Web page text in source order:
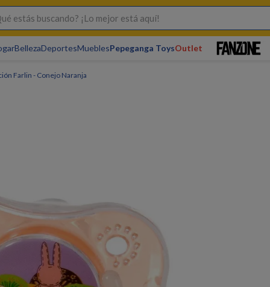
buscando? ¡Lo mejor está aquí!
BellezaDeportesMueblesPepeganga ToysOutlet
Farlin - Conejo Naranja